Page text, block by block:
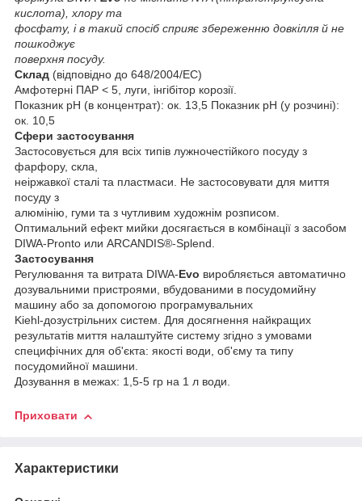
кислота), хлору та
фосфату, і в такий спосіб сприяє збереженню довкілля й не
пошкоджує
поверхня посуду.
Склад (відповідно до 648/2004/EС)
Амфотерні ПАР < 5, луги, інгібітор корозії.
Показник pH (в концентрат): ок. 13,5 Показник pH (у розчині):
ок. 10,5
Сфери застосування
Застосовується для всіх типів лужночестійкого посуду з
фарфору, скла,
неіржавкої сталі та пластмаси. Не застосовувати для миття
посуду з
алюмінію, гуми та з чутливим художнім розписом.
Оптимальний ефект мийки досягається в комбінації з засобом
DIWA-Pronto или ARCANDIS®-Splend.
Застосування
Регулювання та витрата DIWA-Evo виробляється автоматично
дозувальними пристроями, вбудованими в посудомийну
машину або за допомогою програмувальних
Kiehl-дозустрільних систем. Для досягнення найкращих
результатів миття налаштуйте систему згідно з умовами
специфічних для об'єкта: якості води, об'єму та типу
посудомийної машини.
Дозування в межах: 1,5-5 гр на 1 л води.
Приховати
Характеристики